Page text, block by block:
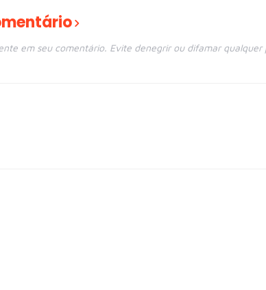
em seu comentário. Evite denegrir ou difamar qualquer